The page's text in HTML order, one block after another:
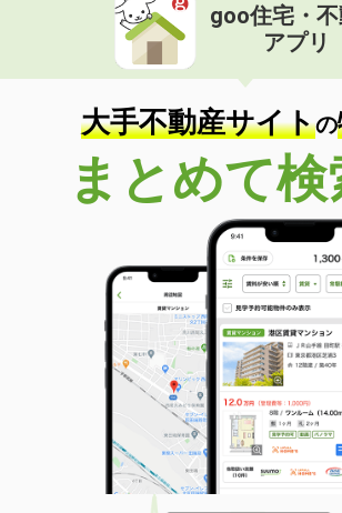
goo住宅・
アプリ
大手不動産サイトの
まとめて検